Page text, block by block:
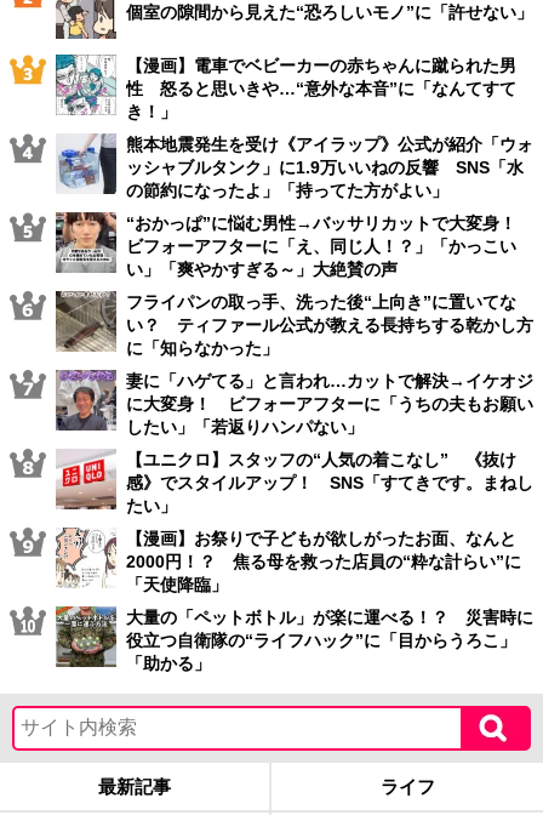
個室の隙間から見えた“恐ろしいモノ”に「許せない」
【漫画】電車でベビーカーの赤ちゃんに蹴られた男
性 怒ると思いきや…“意外な本音”に「なんてすて
き！」
熊本地震発生を受け《アイラップ》公式が紹介「ウォ
ッシャブルタンク」に1.9万いいねの反響 SNS「水
の節約になったよ」「持ってた方がよい」
“おかっぱ”に悩む男性→バッサリカットで大変身！
ビフォーアフターに「え、同じ人！？」「かっこい
い」「爽やかすぎる～」大絶賛の声
フライパンの取っ手、洗った後“上向き”に置いてな
い？ ティファール公式が教える長持ちする乾かし方
に「知らなかった」
妻に「ハゲてる」と言われ…カットで解決→イケオジ
に大変身！ ビフォーアフターに「うちの夫もお願い
したい」「若返りハンパない」
【ユニクロ】スタッフの“人気の着こなし” 《抜け
感》でスタイルアップ！ SNS「すてきです。まねし
たい」
【漫画】お祭りで子どもが欲しがったお面、なんと
2000円！？ 焦る母を救った店員の“粋な計らい”に
「天使降臨」
大量の「ペットボトル」が楽に運べる！？ 災害時に
役立つ自衛隊の“ライフハック”に「目からうろこ」
「助かる」
最新記事 ライフ